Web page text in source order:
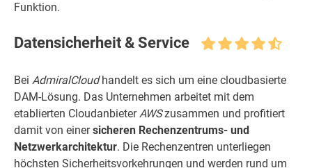
Funktion.
Datensicherheit & Service
Bei AdmiralCloudhandelt es sich um eine cloudbasierte
DAM-Lösung. Das Unternehmen arbeitet mit dem
etablierten CloudanbieterAWSzusammen und profitiert
damit von einersicheren Rechenzentrums- und
Netzwerkarchitektur. Die Rechenzentren unterliegen
höchsten Sicherheitsvorkehrungen und werden rund um